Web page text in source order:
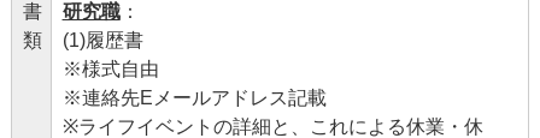
書
類
研究職：
(1)履歴書
※様式自由
※連絡先Eメールアドレス記載
※ライフイベントの詳細と、これによる休業・休